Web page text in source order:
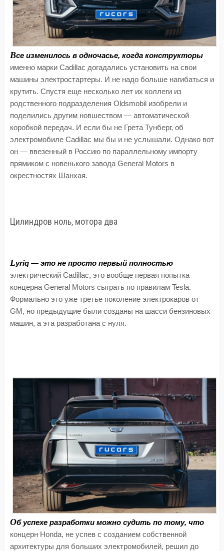
Все изменилось в одночасье, когда конструкторы
именно марки Cadillac догадались установить на свои
машины электростартеры. И не надо больше нагибаться и
крутить. Спустя еще несколько лет их коллеги из
родственного подразделения Oldsmobil изобрели и
поделились другим новшеством — автоматической
коробкой передач. И если бы не Грета Тунберг, об
электромобиле Cadillac мы бы и не услышали. Однако вот
он — ввезенный в Россию по параллельному импорту
прямиком с новенького завода General Motors в
окрестностях Шанхая.
Цилиндров ноль, мотора два
Lyriq — это не просто первый полностью
электрический Cadillac, это вообще первая попытка
концерна General Motors сыграть по правилам Tesla.
Формально это уже третье поколение электрокаров от
GM, но предыдущие были созданы на шасси бензиновых
машин, а эта разработана с нуля.
Об успехе разработки можно судить по тому, что
концерн Honda, не успев с созданием собственной
архитектуры для больших электромобилей, решил до